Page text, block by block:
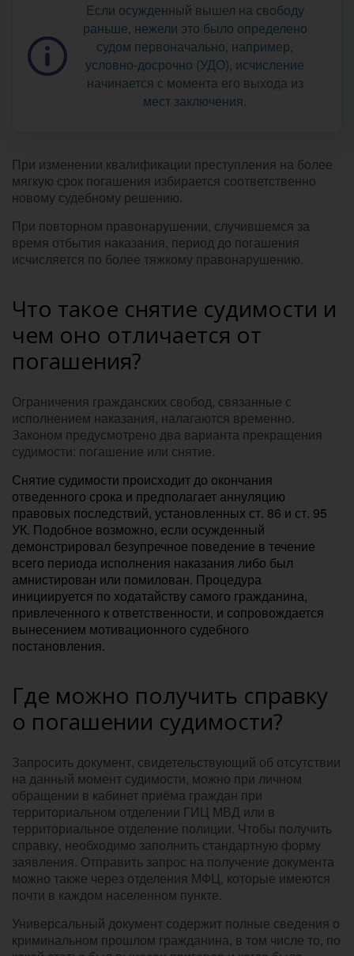
Если осужденный вышел на свободу
раньше, нежели это было определено
судом первоначально, например,
условно-досрочно (УДО), исчисление
начинается с момента его выхода из
мест заключения.
При изменении квалификации преступления на более
мягкую срок погашения избирается соответственно
новому судебному решению.
При повторном правонарушении, случившемся за
время отбытия наказания, период до погашения
исчисляется по более тяжкому правонарушению.
Что такое снятие судимости и
чем оно отличается от
погашения?
Ограничения гражданских свобод, связанные с
исполнением наказания, налагаются временно.
Законом предусмотрено два варианта прекращения
судимости: погашение или снятие.
Снятие судимости происходит до окончания
отведенного срока и предполагает аннуляцию
правовых последствий, установленных ст. 86 и ст. 95
УК. Подобное возможно, если осужденный
демонстрировал безупречное поведение в течение
всего периода исполнения наказания либо был
амнистирован или помилован. Процедура
инициируется по ходатайству самого гражданина,
привлеченного к ответственности, и сопровождается
вынесением мотивационного судебного
постановления.
Где можно получить справку
о погашении судимости?
Запросить документ, свидетельствующий об отсутствии
на данный момент судимости, можно при личном
обращении в кабинет приёма граждан при
территориальном отделении ГИЦ МВД или в
территориальное отделение полиции. Чтобы получить
справку, необходимо заполнить стандартную форму
заявления. Отправить запрос на получение документа
можно также через отделения МФЦ, которые имеются
почти в каждом населенном пункте.
Универсальный документ содержит полные сведения о
криминальном прошлом гражданина, в том числе то, по